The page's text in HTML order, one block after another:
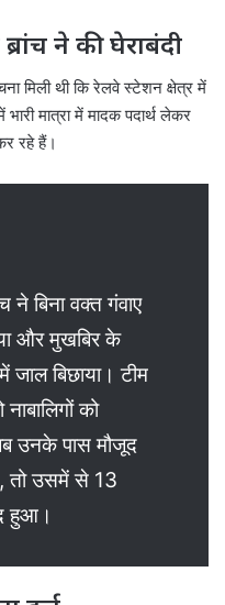
ने की घेराबंदी
मिली थी कि रेलवे स्टेशन क्षेत्र में
मात्रा में मादक पदार्थ लेकर
रहे हैं।
ने बिना वक्त गंवाए
और मुखबिर के
जाल बिछाया। टीम
को
उनके पास मौजूद
तो उसमें से 13
हुआ।